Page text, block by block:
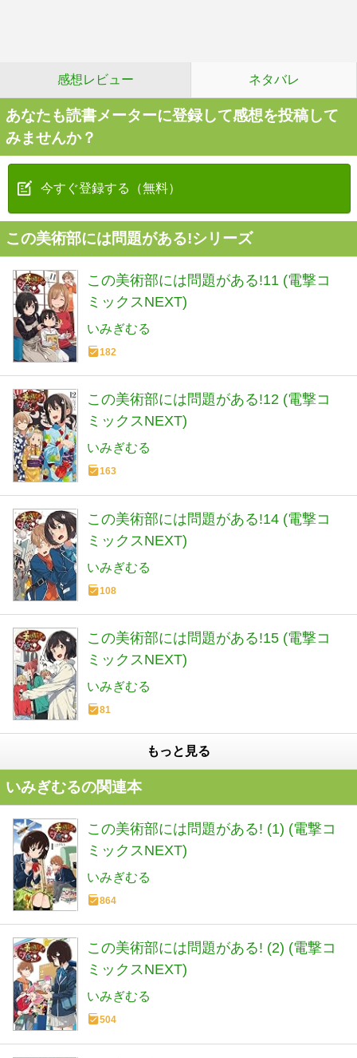
感想レビュー ネタバレ
あなたも読書メーターに登録して感想を投稿して
みませんか？
今すぐ登録する（無料）
この美術部には問題がある!シリーズ
この美術部には問題がある!11 (電撃コ
ミックスNEXT)
いみぎむる
182
この美術部には問題がある!12 (電撃コ
ミックスNEXT)
いみぎむる
163
この美術部には問題がある!14 (電撃コ
ミックスNEXT)
いみぎむる
108
この美術部には問題がある!15 (電撃コ
ミックスNEXT)
いみぎむる
81
もっと見る
いみぎむるの関連本
この美術部には問題がある! (1) (電撃コ
ミックスNEXT)
いみぎむる
864
この美術部には問題がある! (2) (電撃コ
ミックスNEXT)
いみぎむる
504